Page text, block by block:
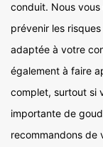
conduit. Nous
prévenir les
adaptée à votre
également à faire
complet, surtout si
importante de
recommandons de